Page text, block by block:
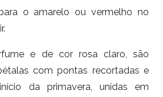
o amarelo ou vermelho no
e de cor rosa claro, são
com pontas recortadas e
da primavera, unidas em